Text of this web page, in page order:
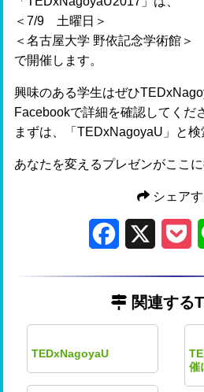
＜7/9 土曜日＞
＜名古屋大学 野依記念学術館＞
で開催します。
興味のある学生はぜひ
Facebookで詳細を確認してくだ
まずは、「TEDxNagoyaU」と検
あなたを変えるプレゼンがここに
シェア
Facebook
関連する
TEDxNagoyaU
催